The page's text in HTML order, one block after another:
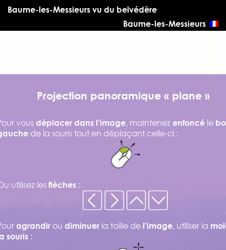
Baume-les-Messieurs vu du belvédère
Baume-les-Messieurs